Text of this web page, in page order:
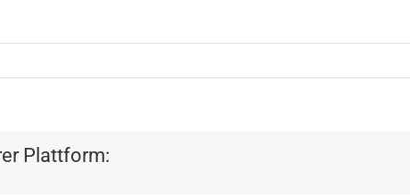
Plattform: